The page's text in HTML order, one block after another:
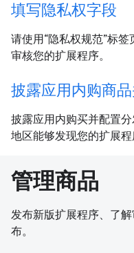
填写隐私权字段
请使用“隐私权规范”标
审核您的扩展程序。
披露应用内购商
披露应用内购买并配置
地区能够发现您的扩展程
管理商品
发布新版扩展程序、了
布。